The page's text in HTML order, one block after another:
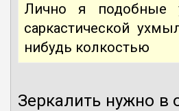
Лично я подобные
саркастической
нибудь колкостью
Зеркалить нужно в